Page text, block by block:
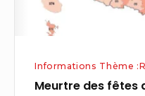
interpellés
Informations Thème
Meurtre des fêtes